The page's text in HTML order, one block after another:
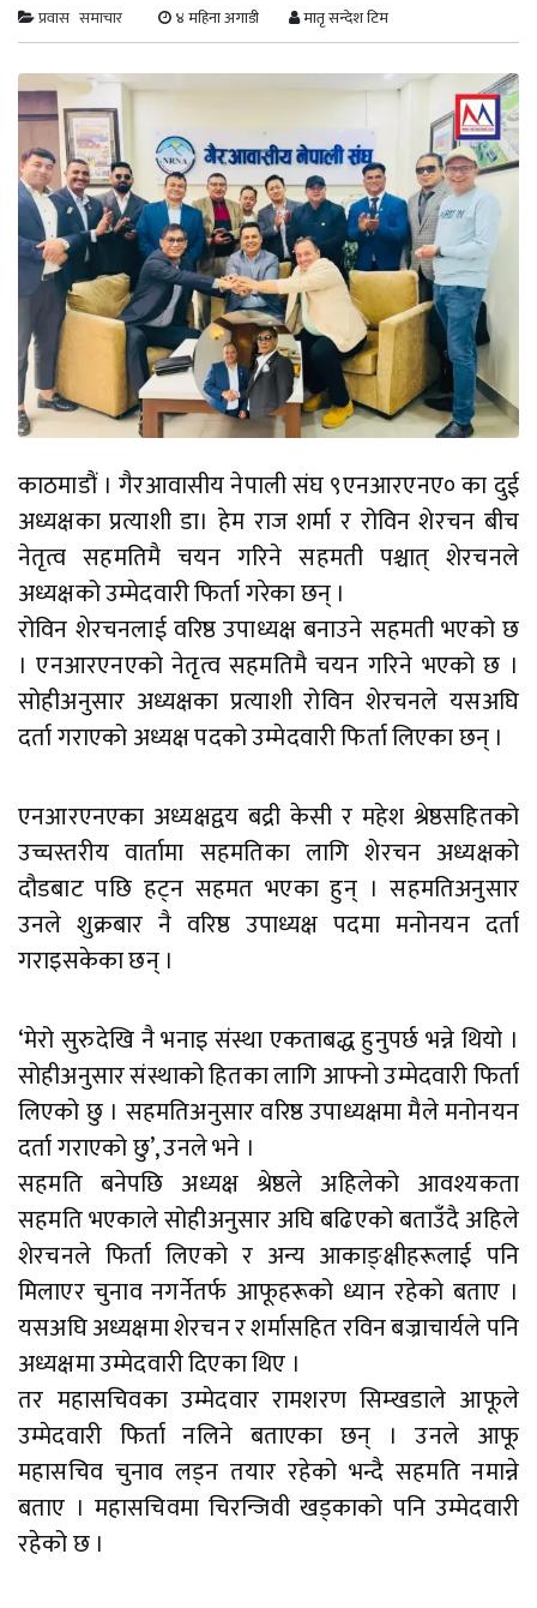
प्रवास समाचार ४ महिना अगाडी मातृ सन्देश टिम
काठमाडौं । गैरआवासीय नेपाली संघ ९एनआरएनए० का दुई
अध्यक्षका प्रत्याशी डा। हेम राज शर्मा र रोविन शेरचन बीच
नेतृत्व सहमतिमै चयन गरिने सहमती पश्चात् शेरचनले
अध्यक्षको उम्मेदवारी फिर्ता गरेका छन् ।
रोविन शेरचनलाई वरिष्ठ उपाध्यक्ष बनाउने सहमती भएको छ
। एनआरएनएको नेतृत्व सहमतिमै चयन गरिने भएको छ ।
सोहीअनुसार अध्यक्षका प्रत्याशी रोविन शेरचनले यसअघि
दर्ता गराएको अध्यक्ष पदको उम्मेदवारी फिर्ता लिएका छन् ।
एनआरएनएका अध्यक्षद्वय बद्री केसी र महेश श्रेष्ठसहितको
उच्चस्तरीय वार्तामा सहमतिका लागि शेरचन अध्यक्षको
दौडबाट पछि हट्न सहमत भएका हुन् । सहमतिअनुसार
उनले शुक्रबार नै वरिष्ठ उपाध्यक्ष पदमा मनोनयन दर्ता
गराइसकेका छन् ।
‘मेरो सुरुदेखि नै भनाइ संस्था एकताबद्ध हुनुपर्छ भन्ने थियो ।
सोहीअनुसार संस्थाको हितका लागि आफ्नो उम्मेदवारी फिर्ता
लिएको छु । सहमतिअनुसार वरिष्ठ उपाध्यक्षमा मैले मनोनयन
दर्ता गराएको छु’, उनले भने ।
सहमति बनेपछि अध्यक्ष श्रेष्ठले अहिलेको आवश्यकता
सहमति भएकाले सोहीअनुसार अघि बढिएको बताउँदै अहिले
शेरचनले फिर्ता लिएको र अन्य आकाङ्क्षीहरूलाई पनि
मिलाएर चुनाव नगर्नेतर्फ आफूहरूको ध्यान रहेको बताए ।
यसअघि अध्यक्षमा शेरचन र शर्मासहित रविन बज्राचार्यले पनि
अध्यक्षमा उम्मेदवारी दिएका थिए ।
तर महासचिवका उम्मेदवार रामशरण सिम्खडाले आफूले
उम्मेदवारी फिर्ता नलिने बताएका छन् । उनले आफू
महासचिव चुनाव लड्न तयार रहेको भन्दै सहमति नमान्ने
बताए । महासचिवमा चिरन्जिवी खड्काको पनि उम्मेदवारी
रहेको छ ।